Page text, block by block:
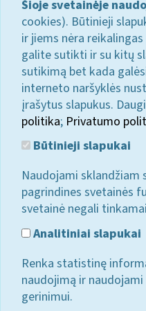
Šioje svetainėje
cookies). Būtinieji
ir jiems nėra
galite sutikti ir su kitų
sutikimą bet kada
interneto naršyklės
įrašytus slapukus.
politika; Privatumo
Būtinieji slapukai
Naudojami sklandžiam
pagrindines svetainės
svetainė negali
Analitiniai slapukai
Renka statistinę
naudojimą ir
gerinimui.